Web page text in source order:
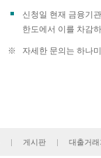
신청일 현재 금융기
한도에서 이를 차감
※ 자세한 문의는 하나
| 게시판 | 대출거